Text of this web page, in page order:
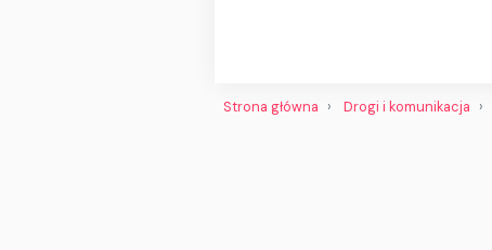
Strona główna Drogi i komunikacja